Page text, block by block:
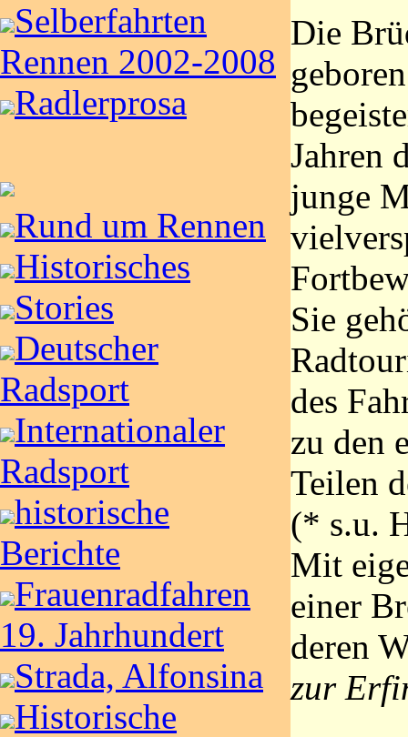
Selberfahrten
Rennen 2002-2008
Radlerprosa
Rund um Rennen
Historisches
Stories
Deutscher
Radsport
Internationaler
Radsport
historische
Berichte
Frauenradfahren
19. Jahrhundert
Strada, Alfonsina
Historische
Die
Jahren
junge
Sie
des
zu den
Teilen
(* s.u.
Mit
einer
deren
zur